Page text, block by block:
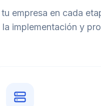
empresa en cada
la implementación y